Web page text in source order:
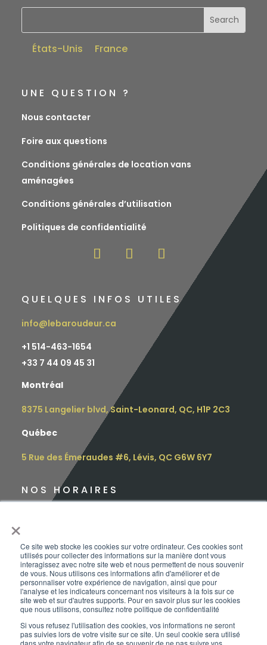
×
Ce site web stocke les cookies sur votre ordinateur. Ces cookies sont
utilisés pour collecter des informations sur la manière dont vous
interagissez avec notre site web et nous permettent de nous souvenir
de vous. Nous utilisons ces informations afin d'améliorer et de
personnaliser votre expérience de navigation, ainsi que pour
l'analyse et les indicateurs concernant nos visiteurs à la fois sur ce
site web et sur d'autres supports. Pour en savoir plus sur les cookies
que nous utilisons, consultez notre politique de confidentialité
Si vous refusez l'utilisation des cookies, vos informations ne seront
pas suivies lors de votre visite sur ce site. Un seul cookie sera utilisé
dans votre navigateur afin de se souvenir de ne pas suivre vos
États-Unis France
UNE QUESTION ?
Nous contacter
Foire aux questions
Conditions générales de location vans
aménagées
Conditions générales d’utilisation
Politiques de confidentialité
QUELQUES INFOS UTILES
info@lebaroudeur.ca
+1 514-463-1654
+33 7 44 09 45 31
Montréal
8375 Langelier blvd, Saint-Leonard, QC, H1P 2C3
Québec
5 Rue des Émeraudes #6, Lévis, QC G6W 6Y7
NOS HORAIRES
Mercredi : 12h – 17h
Jeudi : 10h – 18h
Vendredi : 9h – 15h
Samedi :sur rendez-vous